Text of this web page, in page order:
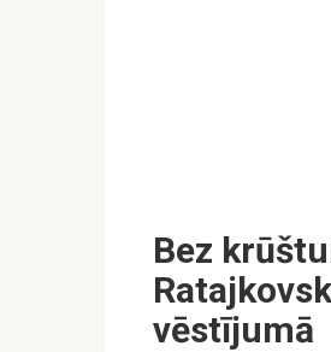
Bez
vēstījumā